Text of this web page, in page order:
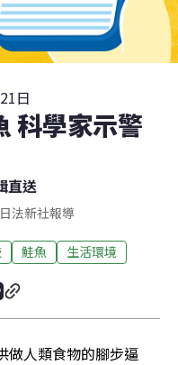
日
科學家示警
直送
法新社報導
鮭魚 生活環境
做人類食物的腳步逼